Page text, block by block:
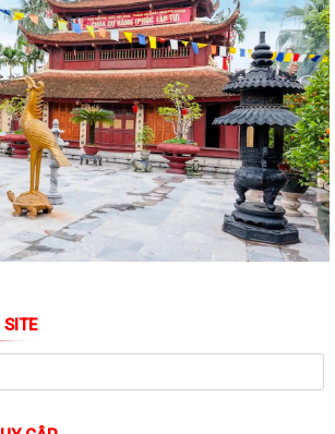
UBND, ngày 24/7/2026 của UBND phường về
số...
QĐ-UBND, ngày 21/7/2026 của UBND thành
mục thủ tục hành...
UBND, ngày 15/7/2026 của UBND thành phố về
định số...
QĐ-TTg, ngày 13/5/2026 của Chính phủ phê
triển công...
hiện Kế...
UBND, ngày 27/7/2026 về việc giới thiệu mẫu
SITE